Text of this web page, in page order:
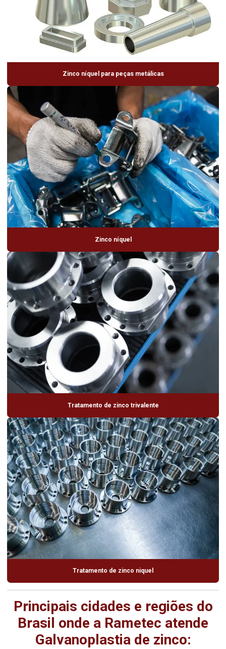
Zinco níquel para peças metálicas
Zinco níquel
Tratamento de zinco trivalente
Tratamento de zinco niquel
Principais cidades e regiões do
Brasil onde a Rametec atende
Galvanoplastia de zinco: